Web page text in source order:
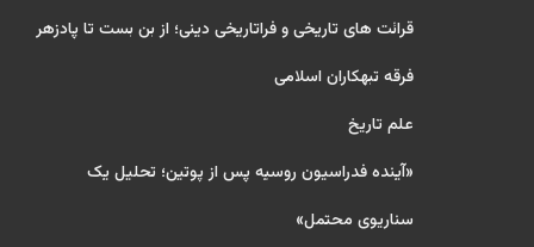
قرائت های تاریخی و فراتاریخی دینی؛ از بن بست تا پادزهر
فرقه تبهکاران اسلامی
علم تاریخ
«آینده فدراسیون روسیه پس از پوتین؛ تحلیل یک
سناریوی محتمل»